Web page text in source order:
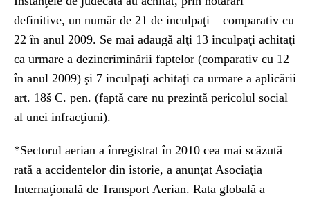
definitive, un număr de 21 de inculpaţi – comparativ cu
22 în anul 2009. Se mai adaugă alţi 13 inculpaţi achitaţi
ca urmare a dezincriminării faptelor (comparativ cu 12
în anul 2009) şi 7 inculpaţi achitaţi ca urmare a aplicării
art. 18š C. pen. (faptă care nu prezintă pericolul social
al unei infracţiuni).
*Sectorul aerian a înregistrat în 2010 cea mai scăzută
rată a accidentelor din istorie, a anunţat Asociaţia
Internaţională de Transport Aerian. Rata globală a